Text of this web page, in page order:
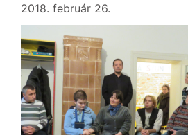
2018. február 26.